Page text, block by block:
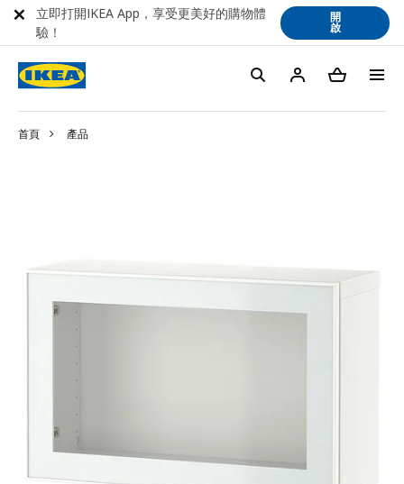
首頁 產品
立即打開IKEA App，享受更美好的購物體
驗！
開
啟